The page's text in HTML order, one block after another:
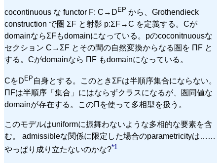
cocontinuous な functor F: C→DEP から、Grothendieck
construction で圏 ΣF と射影 p:ΣF→C を定義する。Cが
domainならΣFもdomainになっている。pのcoconitnuousな
セクション C→ΣF とその間の自然変換からなる圏を ΠF と
する。Cがdomainなら ΠF もdomainになっている。
CをD EP 自身とする。このときΣFは半順序集合にならない。
ΠFは半順序「集合」にはならずクラスになるが、圏同値な
domainが存在する。このΠを使って多相型を扱う。
このモデルはuniformに振舞わないような多相的な要素を含
む。 admissibleな関係に限定した場合のparametricityは……
やっぱり成り立たないのかな?*1